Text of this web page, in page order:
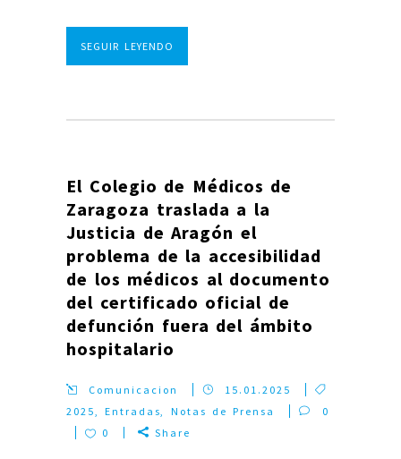
SEGUIR LEYENDO
El Colegio de Médicos de
Zaragoza traslada a la
Justicia de Aragón el
problema de la accesibilidad
de los médicos al documento
del certificado oficial de
defunción fuera del ámbito
hospitalario
Comunicacion
15.01.2025
2025,Entradas, Notas de Prensa
0
0
Share